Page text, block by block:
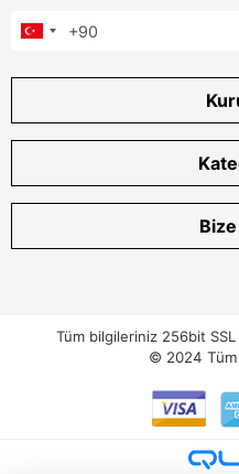
Bize
Tüm bilgileriniz 256bit SSL
© 2024 Tüm